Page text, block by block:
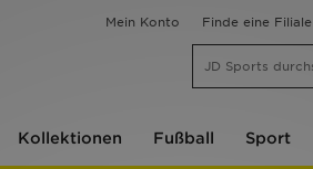
Mein Konto Finde eine Filiale
Kollektionen Fußball Sport